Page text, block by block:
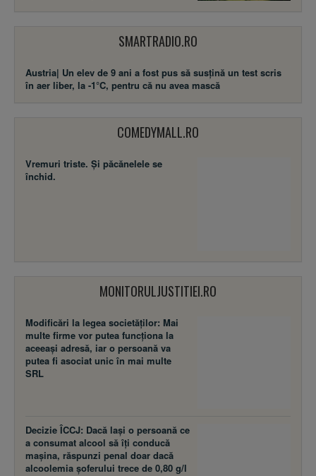
SMARTRADIO.RO
Austria| Un elev de 9 ani a fost pus să susţină un test scris
în aer liber, la -1°C, pentru că nu avea mască
COMEDYMALL.RO
Vremuri triste. Şi păcănelele se
închid.
MONITORULJUSTITIEI.RO
Modificări la legea societăţilor: Mai
multe firme vor putea funcţiona la
aceeaşi adresă, iar o persoană va
putea fi asociat unic în mai multe
SRL
Decizie ÎCCJ: Dacă laşi o persoană ce
a consumat alcool să îţi conducă
maşina, răspunzi penal doar dacă
alcoolemia şoferului trece de 0,80 g/l